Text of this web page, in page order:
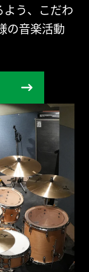
う、こだわ
の音楽活動